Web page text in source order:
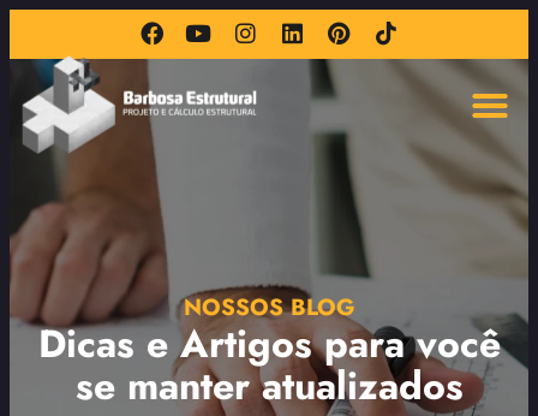
NOSSOS BLOG
Dicas e Artigos para você
se manter atualizados